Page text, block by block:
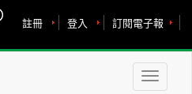
訂閱電子報
登入
註冊
Toggle